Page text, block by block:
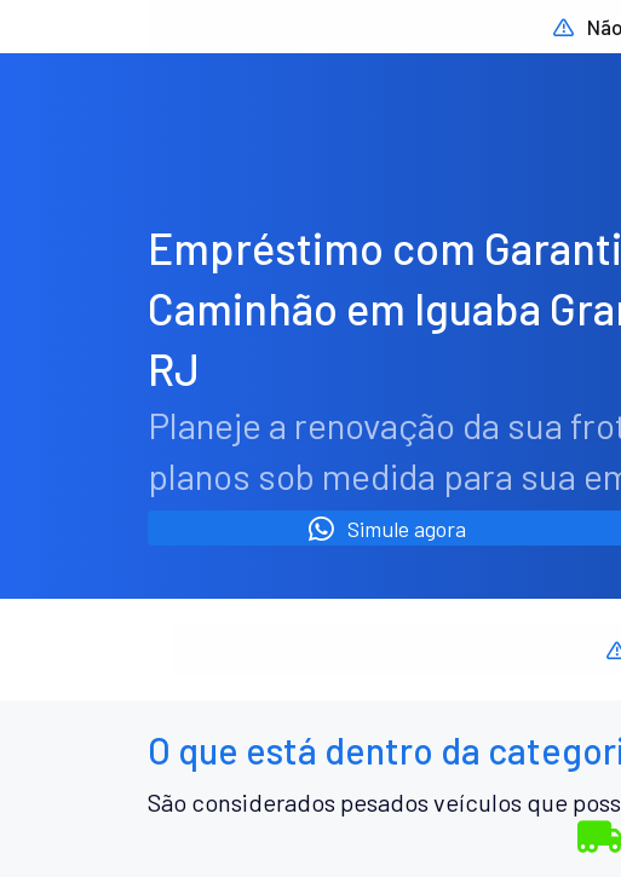
Empréstimo com
Caminhão em Iguaba
RJ
Planeje a renovação da sua
planos sob medida para sua
Simule agora
O que está dentro da
São considerados pesados veículos que